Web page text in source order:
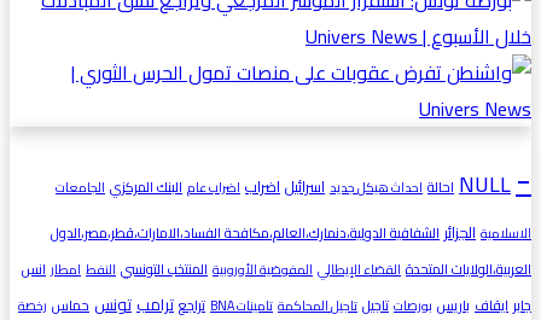
-
NULLاحالة احداث هيكل جديد اسرائيلاضراب اضراب عام البنك المركزي الجامعات
الاسلامية الجزائرالشفافية الدولية،دنمارك،العالم،مكافحة الفساد،الامارات،قطر،مصر،الدول
العربية،الولايات المتحدة القضاء الإيطالي المفوضية الأوروبية المنتخب التونسي النفط امطار انس
جابرايقاف باريس بورصات تاجيل تاجيل المحاكمة تامينات BNA تراجعترامبتونس حماس رخصة